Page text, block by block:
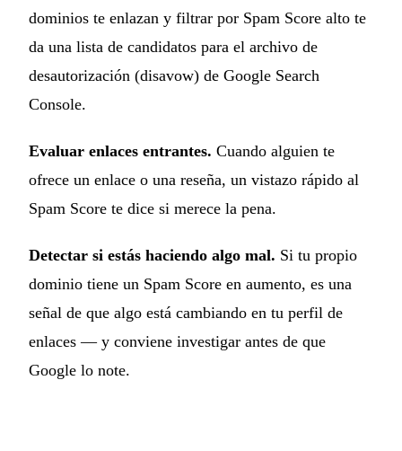
dominios te enlazan y filtrar por Spam Score alto te
da una lista de candidatos para el archivo de
desautorización (disavow) de Google Search
Console.
Evaluar enlaces entrantes. Cuando alguien te
ofrece un enlace o una reseña, un vistazo rápido al
Spam Score te dice si merece la pena.
Detectar si estás haciendo algo mal. Si tu propio
dominio tiene un Spam Score en aumento, es una
señal de que algo está cambiando en tu perfil de
enlaces — y conviene investigar antes de que
Google lo note.